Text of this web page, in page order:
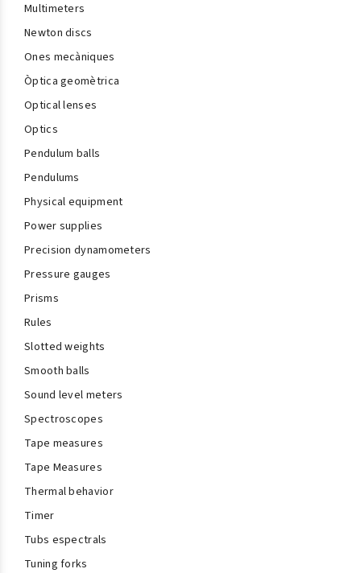
Multimeters
Newton discs
Ones mecàniques
Òptica geomètrica
Optical lenses
Optics
Pendulum balls
Pendulums
Physical equipment
Power supplies
Precision dynamometers
Pressure gauges
Prisms
Rules
Slotted weights
Smooth balls
Sound level meters
Spectroscopes
Tape measures
Tape Measures
Thermal behavior
Timer
Tubs espectrals
Tuning forks